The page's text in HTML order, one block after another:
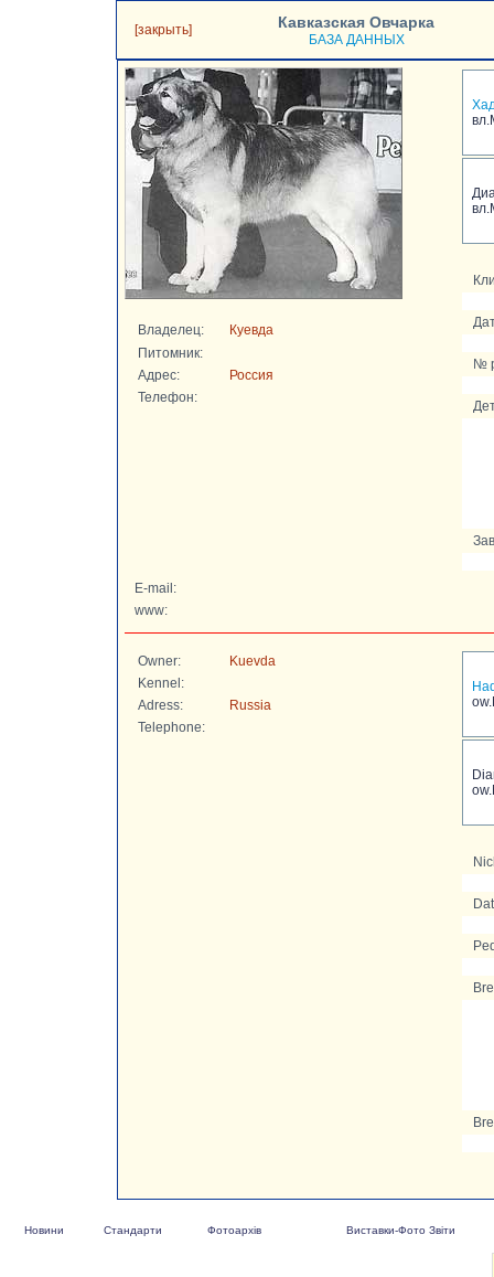
[закрыть] Кавказская Овчарка
БАЗА ДАННЫХ
Владелец:
Куевда
Питомник:
Адрес:
Россия
Телефон:
№
E-mail:
www:
Owner:
Kuevda
Kennel:
Adress:
Russia
Telephone:
Новини Стандарти Фотоархів Виставки-Фото Звіти